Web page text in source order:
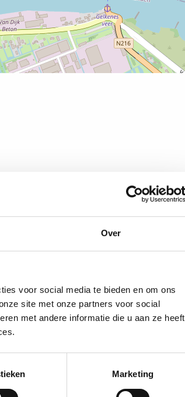
Over
voor social media te bieden en om ons
site met onze partners voor social
met andere informatie die u aan ze heeft
Marketing